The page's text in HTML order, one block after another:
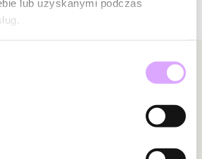
lub uzyskanymi podczas
kolekcji Steel and Shine
która podzieli się opinią o tym